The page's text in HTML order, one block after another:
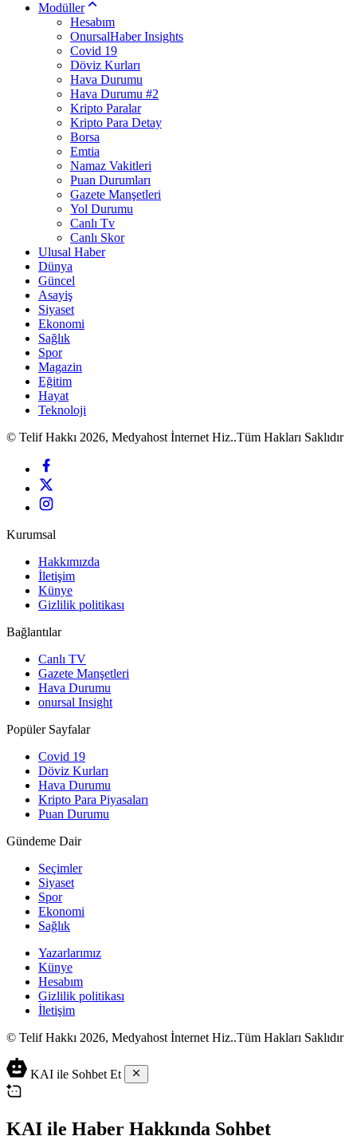
Modüller
Hesabım
OnursalHaber Insights
Covid 19
Döviz Kurları
Hava Durumu
Hava Durumu #2
Kripto Paralar
Kripto Para Detay
Borsa
Emtia
Namaz Vakitleri
Puan Durumları
Gazete Manşetleri
Yol Durumu
Canlı Tv
Canlı Skor
Ulusal Haber
Dünya
Güncel
Asayiş
Siyaset
Ekonomi
Sağlık
Spor
Magazin
Eğitim
Hayat
Teknoloji
© Telif Hakkı 2026, Medyahost İnternet Hiz..Tüm Hakları Saklıdır
Kurumsal
Hakkımızda
İletişim
Künye
Gizlilik politikası
Bağlantılar
Canlı TV
Gazete Manşetleri
Hava Durumu
onursal Insight
Popüler Sayfalar
Covid 19
Döviz Kurları
Hava Durumu
Kripto Para Piyasaları
Puan Durumu
Gündeme Dair
Seçimler
Siyaset
Spor
Ekonomi
Sağlık
Yazarlarımız
Künye
Hesabım
Gizlilik politikası
İletişim
© Telif Hakkı 2026, Medyahost İnternet Hiz..Tüm Hakları Saklıdır
casino
siteleri
casino
2023
lordcasino
canlı
casino
siteleri
iyi
casino
ev
yapımı
salça
KAI ile Sohbet Et
KAI ile Haber Hakkında Sohbet